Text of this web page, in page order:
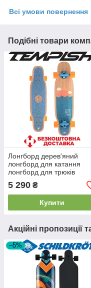
Всі умови повернення
Подібні товари
Лонгборд дерев'яний
лонгборд для катання
лонгборд для трюків
Tempish Mini Nautical
ABEC 7 78А
80 кг
5 290 ₴
Купити
Акційні пропозиції
–5%